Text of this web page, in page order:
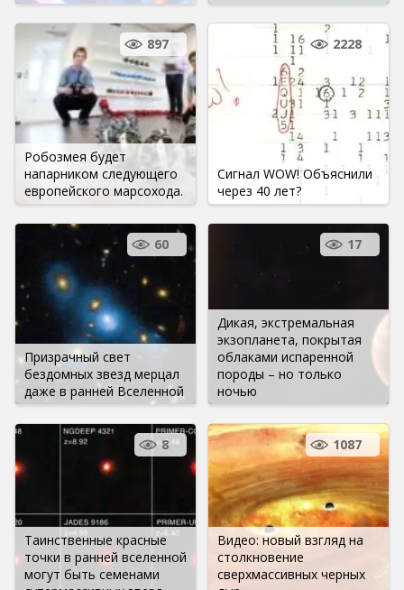
Робозмея будет
напарником следующего
европейского марсохода.
897
Сигнал WOW! Объяснили
через 40 лет?
2228
Призрачный свет
бездомных звезд мерцал
даже в ранней Вселенной
60
Дикая, экстремальная
экзопланета, покрытая
облаками испаренной
породы – но только
ночью
17
Таинственные красные
точки в ранней вселенной
могут быть семенами
8
Видео: новый взгляд на
столкновение
сверхмассивных черных
1087